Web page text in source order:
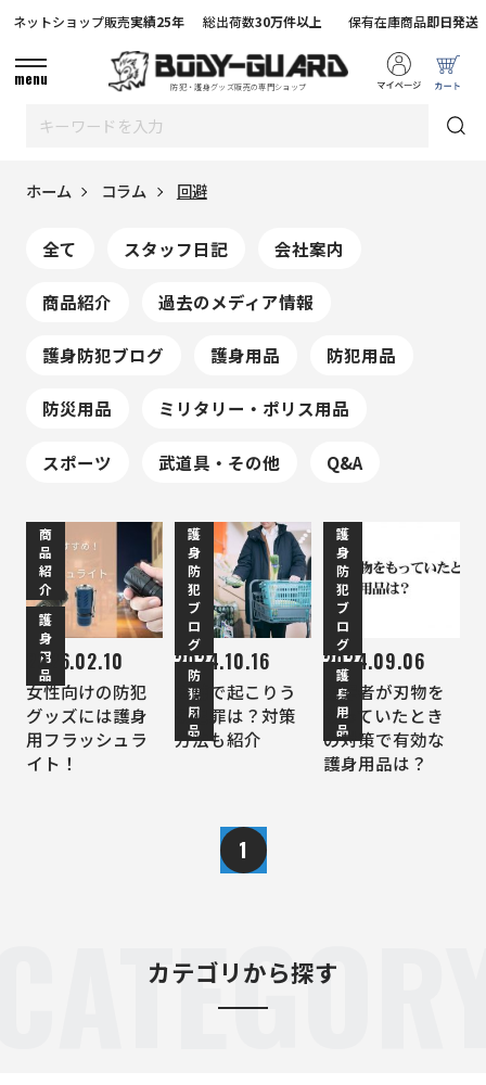
防犯・護身グッズ販売の専門ショップ
ネットショップ販売実績25年 総出荷数30万件以上 保有在庫商品即日発送
menu
ホーム コラム 回避
全て スタッフ日記 会社案内
商品紹介 過去のメディア情報
護身防犯ブログ 護身用品 防犯用品
防災用品 ミリタリー・ポリス用品
スポーツ 武道具・その他 Q&A
商
品
紹
介
護
身
用
品
2026.02.10
女性向けの防犯
グッズには護身
用フラッシュラ
イト！
護
身
防
犯
ブ
ロ
グ
防
犯
用
品
2024.10.16
店舗で起こりう
る犯罪は？対策
方法も紹介
護
身
防
犯
ブ
ロ
グ
護
身
用
品
2024.09.06
犯罪者が刃物を
もっていたとき
の対策で有効な
護身用品は？
1
カテゴリから探す